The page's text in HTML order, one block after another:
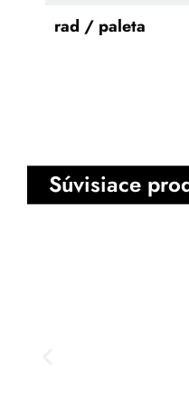
rad / paleta
Súvisiace